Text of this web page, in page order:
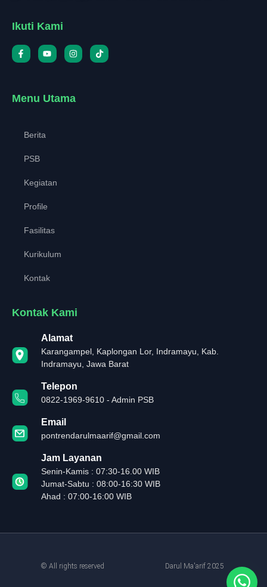
Ikuti Kami
Menu Utama
Berita
PSB
Kegiatan
Profile
Fasilitas
Kurikulum
Kontak
Kontak Kami
Alamat
Karangampel, Kaplongan Lor, Indramayu, Kab.
Indramayu, Jawa Barat
Telepon
0822-1969-9610 - Admin PSB
Email
pontrendarulmaarif@gmail.com
Jam Layanan
Senin-Kamis : 07:30-16.00 WIB
Jumat-Sabtu : 08:00-16:30 WIB
Ahad : 07:00-16:00 WIB
© All rights reserved Darul Ma'arif 2025